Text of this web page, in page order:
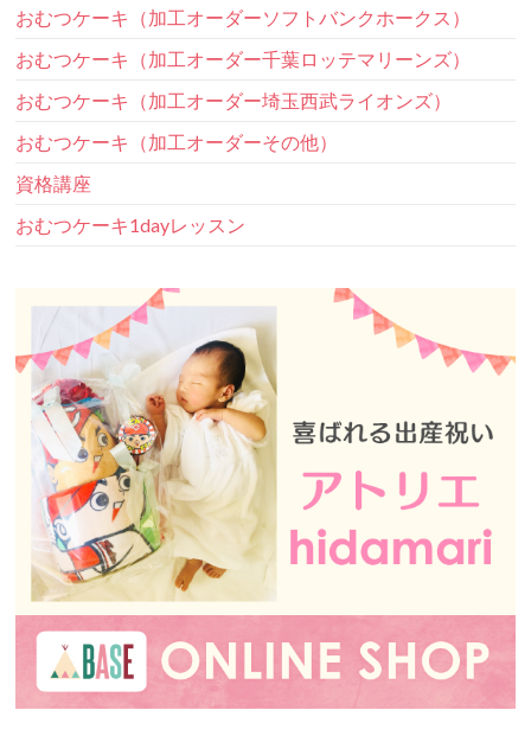
おむつケーキ（加工オーダーソフトバンクホークス）
おむつケーキ（加工オーダー千葉ロッテマリーンズ）
おむつケーキ（加工オーダー埼玉西武ライオンズ）
おむつケーキ（加工オーダーその他）
資格講座
おむつケーキ1dayレッスン